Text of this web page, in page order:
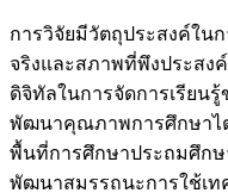
การวิจัยมีวัตถุประสงค์ใน
จริงและสภาพที่พึงประสง
ดิจิทัลในการจัดการเรียน
พัฒนาคุณภาพการศึกษา
พื้นที่การศึกษาประถมศึ
พัฒนาสมรรถนะการใช้เท